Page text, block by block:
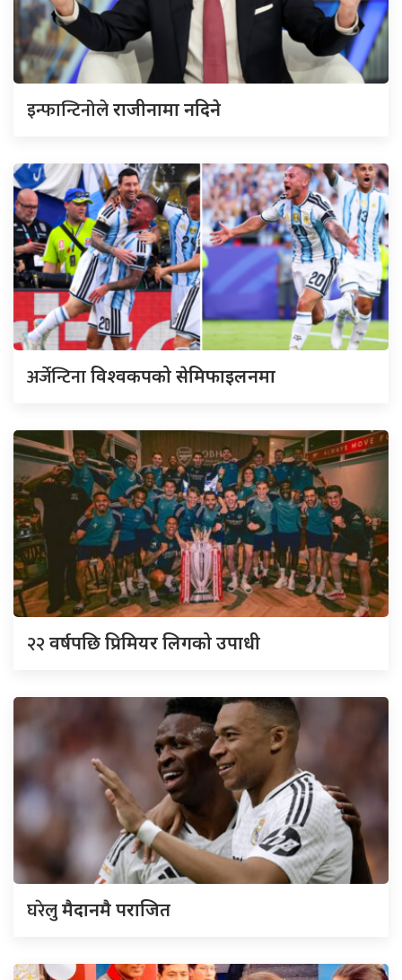
इन्फान्टिनोलेराजीनामा नदिने
अर्जेन्टिनाविश्वकपको सेमिफाइलनमा
२२वर्षपछि प्रिमियर लिगको उपाधी
घरेलुमैदानमै पराजित